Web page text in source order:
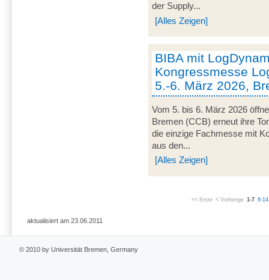
der Supply...
[Alles Zeigen]
BIBA mit
Kongressmesse
5.-6. März 2026,
Vom 5. bis 6. März 2026
Bremen (CCB) erneut ihre
die einzige Fachmesse mit
aus den...
[Alles Zeigen]
<< Erste < Vorherige 1-7 8-14
aktualisiert am 23.06.2011
© 2010 by Universität Bremen, Germany